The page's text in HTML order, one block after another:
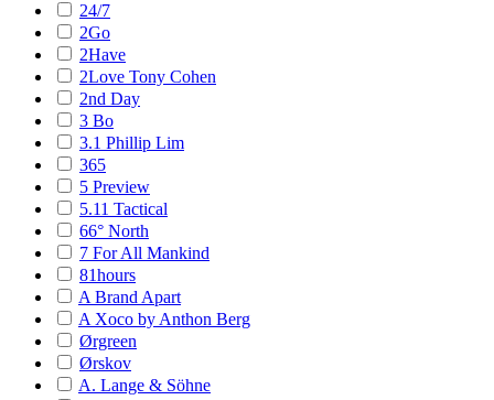
24/7
2Go
2Have
2Love Tony Cohen
2nd Day
3 Bo
3.1 Phillip Lim
365
5 Preview
5.11 Tactical
66° North
7 For All Mankind
81hours
A Brand Apart
A Xoco by Anthon Berg
Ørgreen
Ørskov
A. Lange & Söhne